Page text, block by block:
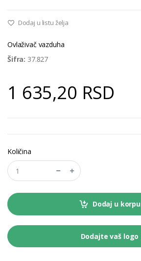
Dodaj u listu želja
Ovlaživač vazduha
Šifra: 37.827
1 635,20 RSD
Količina
Dodaj u korpu
Dodajte vaš logo